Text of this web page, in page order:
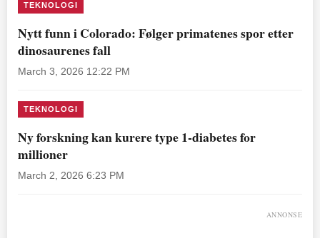
TEKNOLOGI
Nytt funn i Colorado: Følger primatenes spor etter
dinosaurenes fall
March 3, 2026 12:22 PM
TEKNOLOGI
Ny forskning kan kurere type 1-diabetes for
millioner
March 2, 2026 6:23 PM
ANNONSE